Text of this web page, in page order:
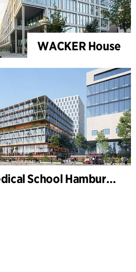
WACKER House
Baufeld 63 / Medical School Hamburg, Hafencity